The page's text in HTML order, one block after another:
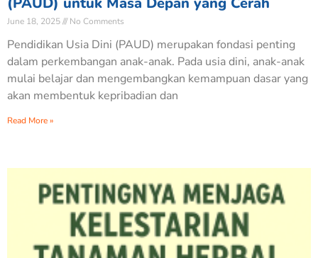
June 18, 2025 No Comments
Pendidikan Usia Dini (PAUD) merupakan fondasi penting
dalam perkembangan anak-anak. Pada usia dini, anak-anak
mulai belajar dan mengembangkan kemampuan dasar yang
akan membentuk kepribadian dan
Read More »